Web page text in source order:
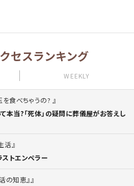
セスランキング
WEEKLY
を食べちゃうの?
本当?「死体」の疑問に葬儀屋がお答えし
活
トエンペラー
の知恵』